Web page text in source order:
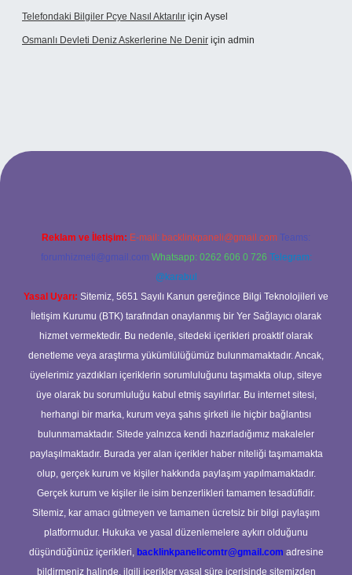
Telefondaki Bilgiler Pcye Nasıl Aktarılır için Aysel
Osmanlı Devleti Deniz Askerlerine Ne Denir için admin
giriş
Reklam ve İletişim: E-mail: backlinkpaneli@gmail.com Teams:
forumhizmeti@gmail.com Whatsapp: 0262 606 0 726 Telegram:
@karabul
Yasal Uyarı: Sitemiz, 5651 Sayılı Kanun gereğince Bilgi Teknolojileri ve
İletişim Kurumu (BTK) tarafından onaylanmış bir Yer Sağlayıcı olarak
hizmet vermektedir. Bu nedenle, sitedeki içerikleri proaktif olarak
denetleme veya araştırma yükümlülüğümüz bulunmamaktadır. Ancak,
üyelerimiz yazdıkları içeriklerin sorumluluğunu taşımakta olup, siteye
üye olarak bu sorumluluğu kabul etmiş sayılırlar. Bu internet sitesi,
herhangi bir marka, kurum veya şahıs şirketi ile hiçbir bağlantısı
bulunmamaktadır. Sitede yalnızca kendi hazırladığımız makaleler
paylaşılmaktadır. Burada yer alan içerikler haber niteliği taşımamakta
olup, gerçek kurum ve kişiler hakkında paylaşım yapılmamaktadır.
Gerçek kurum ve kişiler ile isim benzerlikleri tamamen tesadüfidir.
Sitemiz, kar amacı gütmeyen ve tamamen ücretsiz bir bilgi paylaşım
platformudur. Hukuka ve yasal düzenlemelere aykırı olduğunu
düşündüğünüz içerikleri, backlinkpanelicomtr@gmail.com adresine
bildirmeniz halinde, ilgili içerikler yasal süre içerisinde sitemizden